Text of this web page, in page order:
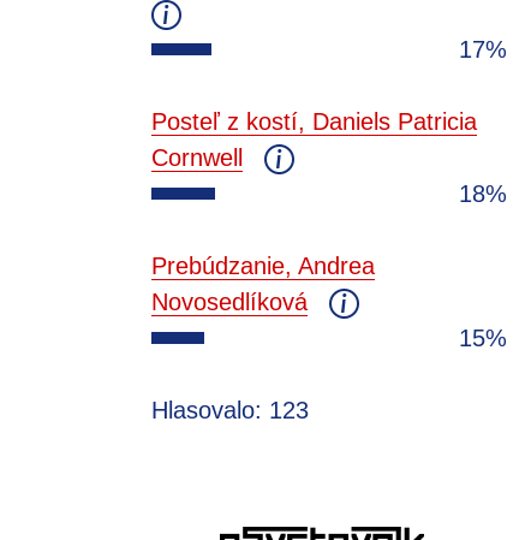
17%
Posteľ z kostí, Daniels Patricia
Cornwell
18%
Prebúdzanie, Andrea
Novosedlíková
15%
Hlasovalo: 123